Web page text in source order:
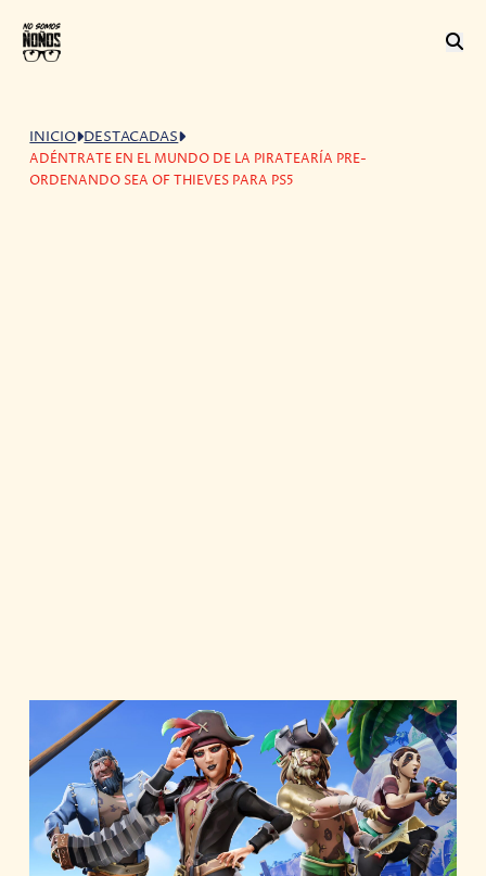
INICIO DESTACADAS
ADÉNTRATE EN EL MUNDO DE LA PIRATEARÍA PRE-
ORDENANDO SEA OF THIEVES PARA PS5